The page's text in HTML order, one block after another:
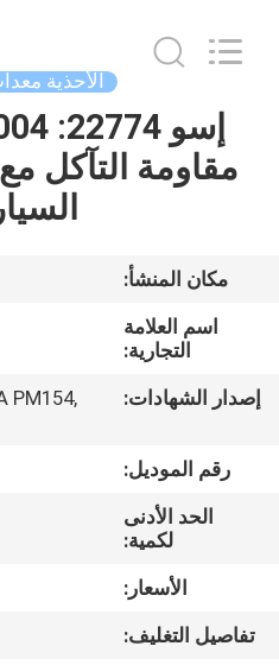
منزل،
بيت
معلومات
المعمل
مراقبة
الجودة
Ltd.，.
الأحذية
مقاومة التآكل
مكان المنشأ:
اسم العلامة
التجارية:
إصدار الشهادات:
PM154,
رقم الموديل:
الحد الأدنى
لكمية:
الأسعار:
تفاصيل التغليف: